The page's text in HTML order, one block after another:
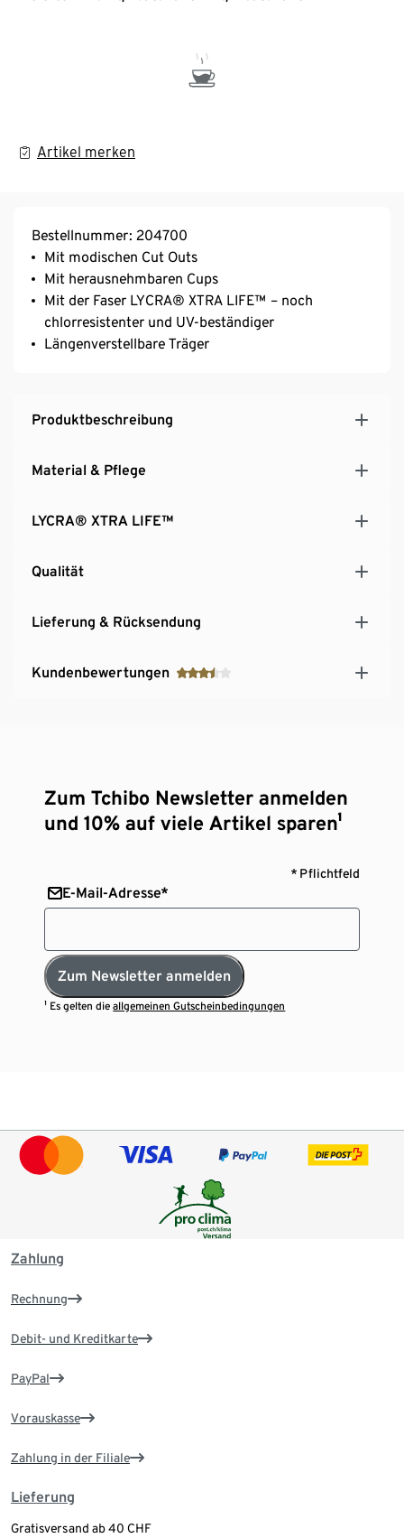
Artikel merken
Bestellnummer: 204700
Mit modischen Cut Outs
Mit herausnehmbaren Cups
Mit der Faser LYCRA® XTRA LIFE™ – noch
chlorresistenter und UV-beständiger
Längenverstellbare Träger
Produktbeschreibung
Material & Pflege
LYCRA® XTRA LIFE™
Qualität
Lieferung & Rücksendung
Kundenbewertungen
Zum Tchibo Newsletter anmelden
und 10% auf viele Artikel sparen¹
* Pflichtfeld
E-Mail-Adresse*
Zum Newsletter anmelden
¹ Es gelten dieallgemeinen Gutscheinbedingungen
Zahlung
Rechnung
Debit- und Kreditkarte
PayPal
Vorauskasse
Zahlung in der Filiale
Lieferung
Gratisversand ab 40 CHF